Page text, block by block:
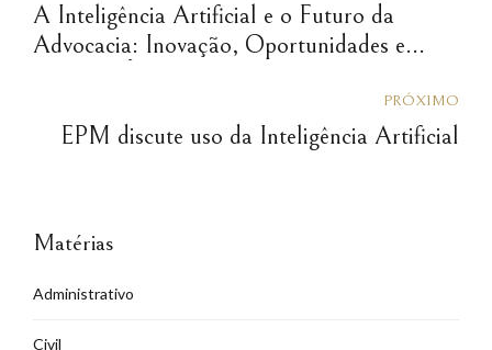
A Inteligência Artificial e o Futuro da
Advocacia: Inovação, Oportunidades e
PRÓXIMO
EPM discute uso da Inteligência Artificial
Matérias
Administrativo
Civil